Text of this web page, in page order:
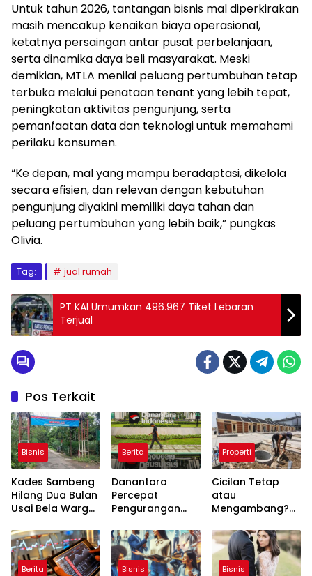
Untuk tahun 2026, tantangan bisnis mal diperkirakan
masih mencakup kenaikan biaya operasional,
ketatnya persaingan antar pusat perbelanjaan,
serta dinamika daya beli masyarakat. Meski
demikian, MTLA menilai peluang pertumbuhan tetap
terbuka melalui penataan tenant yang lebih tepat,
peningkatan aktivitas pengunjung, serta
pemanfaatan data dan teknologi untuk memahami
perilaku konsumen.
“Ke depan, mal yang mampu beradaptasi, dikelola
secara efisien, dan relevan dengan kebutuhan
pengunjung diyakini memiliki daya tahan dan
peluang pertumbuhan yang lebih baik,” pungkas
Olivia.
Tag: jual rumah
PT KAI Umumkan 496.967 Tiket Lebaran
Terjual
Pos Terkait
Bisnis
Kades Sambeng
Hilang Dua Bulan
Usai Bela Warga
Berita
Danantara
Percepat
Pengurangan
Belasan Anak
Usaha TLKM dan
SMGR
Properti
Cicilan Tetap
atau
Mengambang?
KPR Konvensional
dan Syariah yang
Wajib Diketahui
Berita Bisnis Bisnis